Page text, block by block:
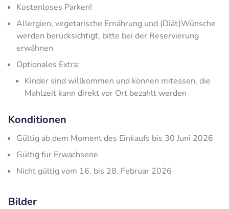
Kostenloses Parken!
Allergien, vegetarische Ernährung und (Diät)Wünsche
werden berücksichtigt, bitte bei der Reservierung
erwähnen
Optionales Extra:
Kinder sind willkommen und können mitessen, die
Mahlzeit kann direkt vor Ort bezahlt werden
Konditionen
Gültig ab dem Moment des Einkaufs bis 30 Juni 2026
Gültig für Erwachsene
Nicht gültig vom 16. bis 28. Februar 2026
Bilder